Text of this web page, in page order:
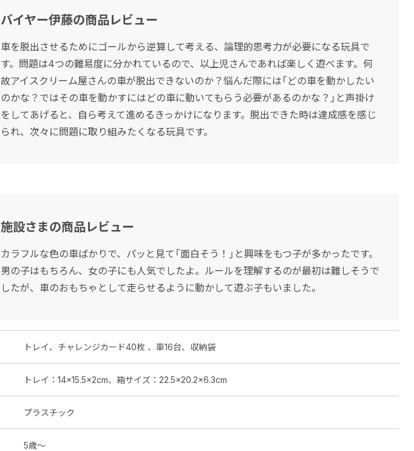
バイヤー伊藤の商品レビュー
車を脱出させるためにゴールから逆算して考える、論理的思考力が必要になる玩具で
す。問題は4つの難易度に分かれているので、以上児さんであれば楽しく遊べます。何
故アイスクリーム屋さんの車が脱出できないのか？悩んだ際には「どの車を動かしたい
のかな？ではその車を動かすにはどの車に動いてもらう必要があるのかな？」と声掛け
をしてあげると、自ら考えて進めるきっかけになります。脱出できた時は達成感を感じ
られ、次々に問題に取り組みたくなる玩具です。
施設さまの商品レビュー
カラフルな色の車ばかりで、パッと見て「面白そう！」と興味をもつ子が多かったです。
男の子はもちろん、女の子にも人気でしたよ。ルールを理解するのが最初は難しそうで
したが、車のおもちゃとして走らせるように動かして遊ぶ子もいました。
トレイ、チャレンジカード40枚 、車16台、収納袋
トレイ：14×15.5×2cm、箱サイズ：22.5×20.2×6.3cm
プラスチック
5歳～